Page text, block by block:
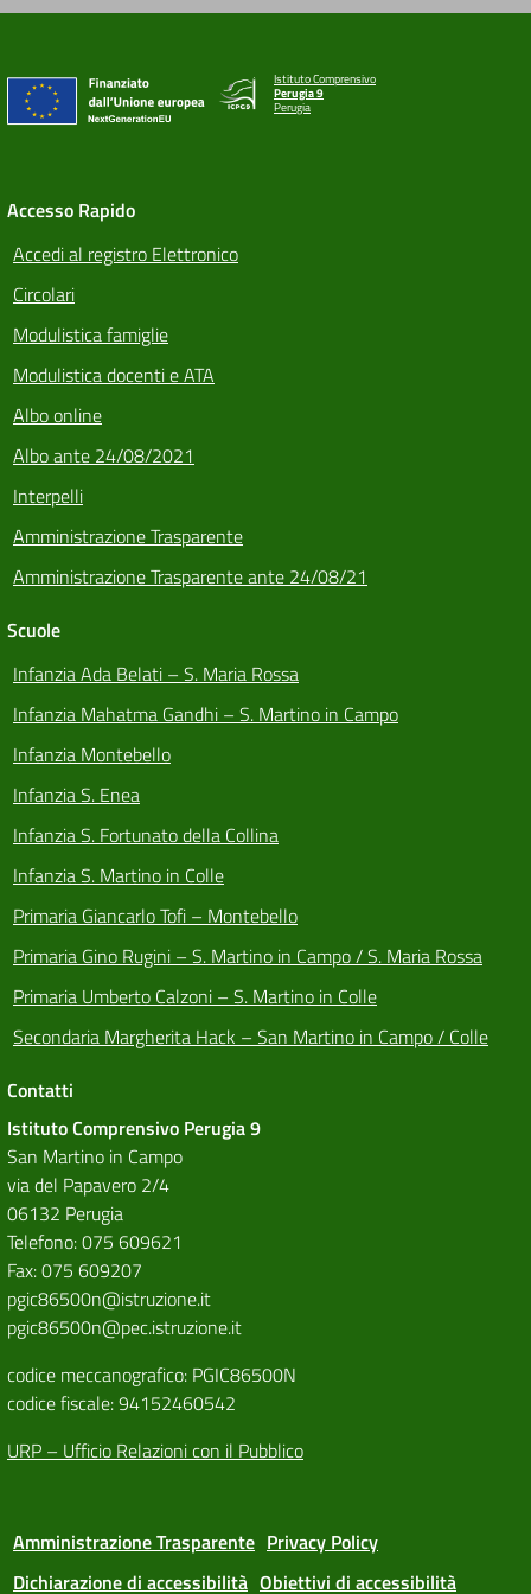
Istituto Comprensivo
Perugia 9
Perugia
Accesso Rapido
Accedi al registro Elettronico
Circolari
Modulistica famiglie
Modulistica docenti e ATA
Albo online
Albo ante 24/08/2021
Interpelli
Amministrazione Trasparente
Amministrazione Trasparente ante 24/08/21
Scuole
Infanzia Ada Belati – S. Maria Rossa
Infanzia Mahatma Gandhi – S. Martino in Campo
Infanzia Montebello
Infanzia S. Enea
Infanzia S. Fortunato della Collina
Infanzia S. Martino in Colle
Primaria Giancarlo Tofi – Montebello
Primaria Gino Rugini – S. Martino in Campo / S. Maria Rossa
Primaria Umberto Calzoni – S. Martino in Colle
Secondaria Margherita Hack – San Martino in Campo / Colle
Contatti
Istituto Comprensivo Perugia 9
San Martino in Campo
via del Papavero 2/4
06132 Perugia
Telefono: 075 609621
Fax: 075 609207
pgic86500n@istruzione.it
pgic86500n@pec.istruzione.it
codice meccanografico: PGIC86500N
codice fiscale: 94152460542
URP – Ufficio Relazioni con il Pubblico
Amministrazione Trasparente Privacy Policy
Dichiarazione di accessibilità Obiettivi di accessibilità